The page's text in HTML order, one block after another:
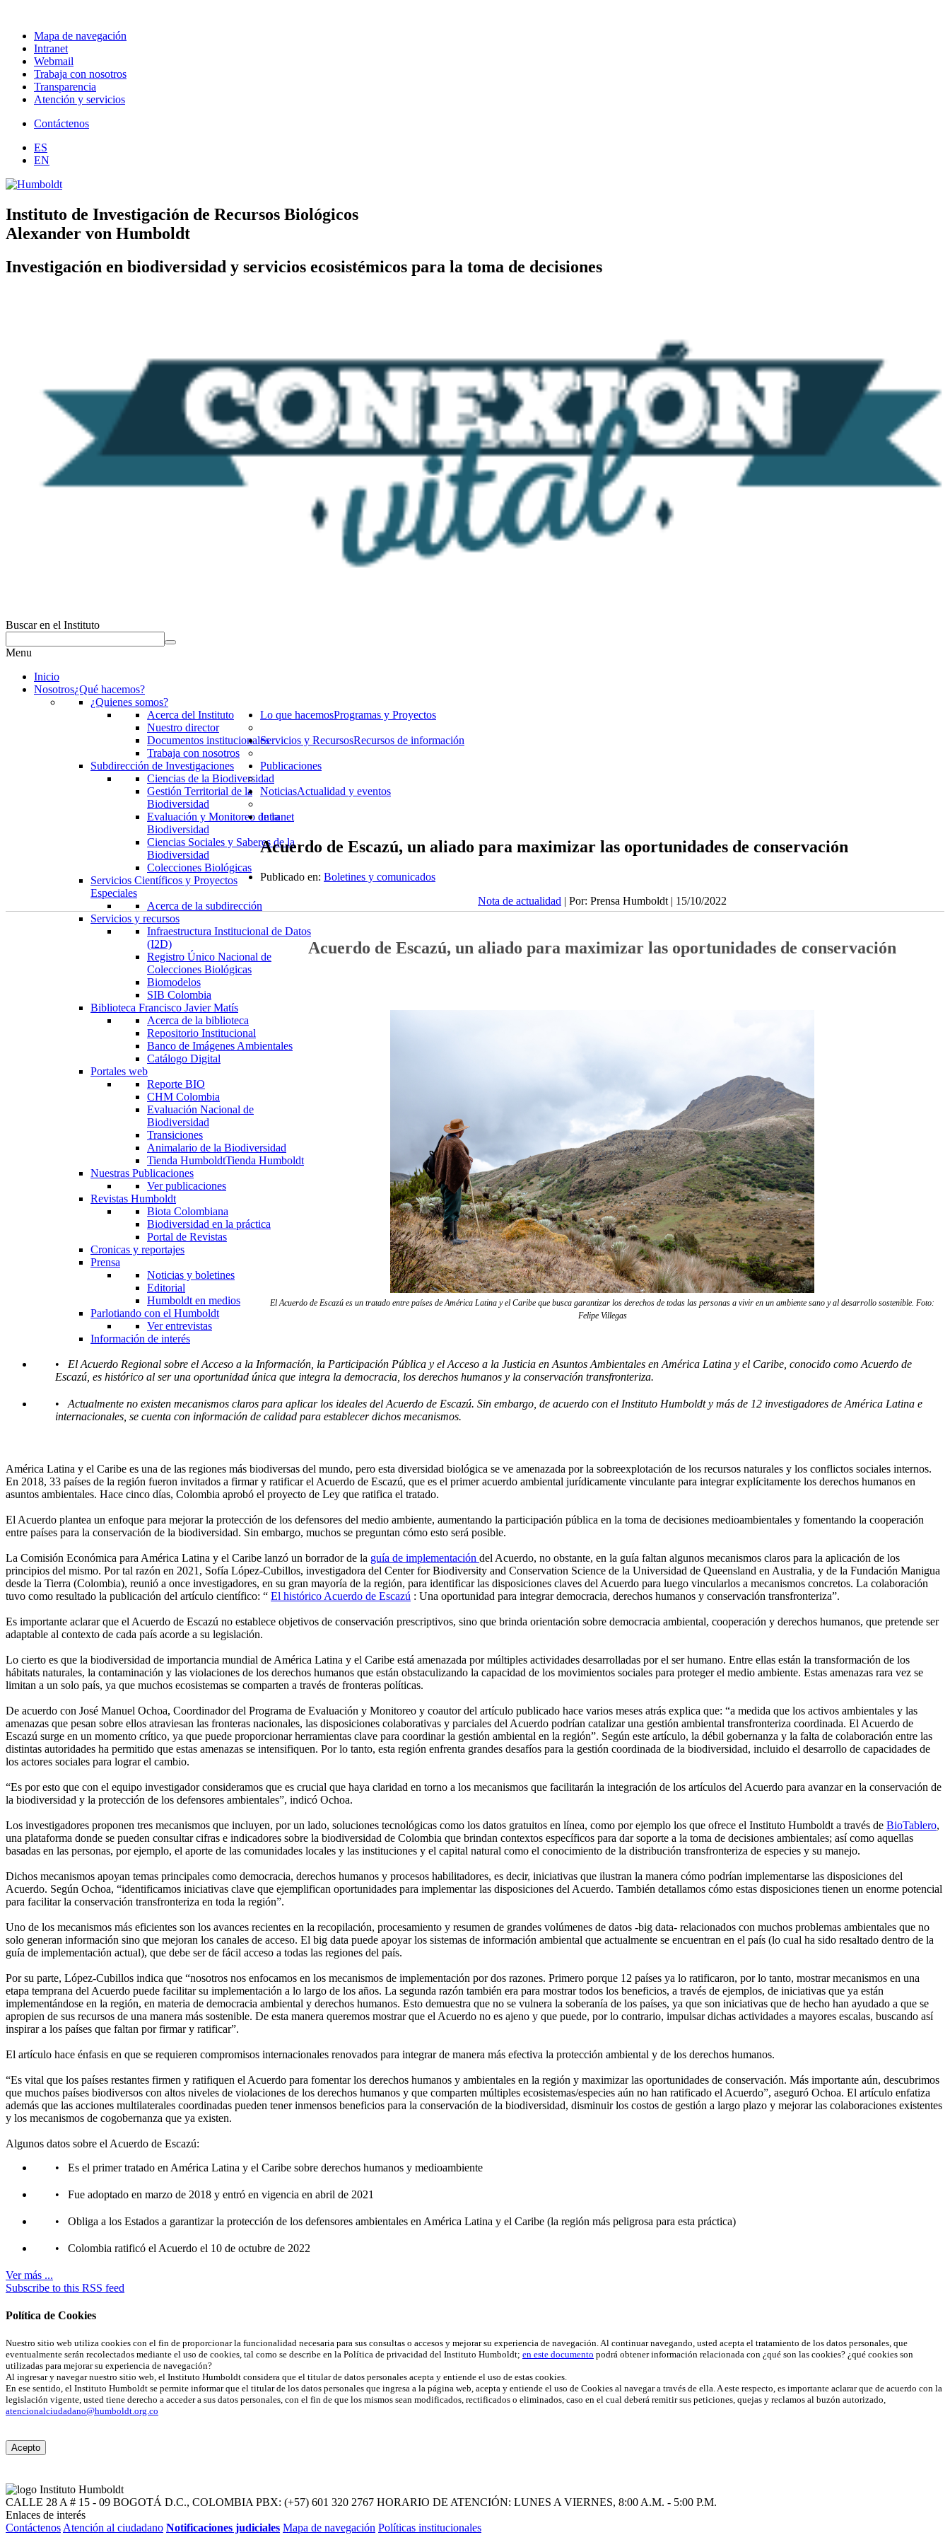
Mapa de navegación
Intranet
Webmail
Trabaja con nosotros
Transparencia
Atención y servicios
Contáctenos
ES
EN
Instituto de Investigación de Recursos Biológicos
Alexander von Humboldt
Investigación en biodiversidad y servicios ecosistémicos para la toma de decisiones
Buscar en el Instituto
Menu
Inicio
Nosotros¿Qué hacemos?
¿Quienes somos?
Acerca del Instituto
Nuestro director
Documentos institucionales
Trabaja con nosotros
Lo que hacemosProgramas y Proyectos
Subdirección de Investigaciones
Ciencias de la Biodiversidad
Gestión Territorial de la
Biodiversidad
Evaluación y Monitoreo de la
Biodiversidad
Ciencias Sociales y Saberes de la
Biodiversidad
Colecciones Biológicas
Servicios Científicos y Proyectos
Especiales
Acerca de la subdirección
Servicios y RecursosRecursos de información
Servicios y recursos
Infraestructura Institucional de Datos
(I2D)
Registro Único Nacional de
Colecciones Biológicas
Biomodelos
SIB Colombia
Biblioteca Francisco Javier Matís
Acerca de la biblioteca
Repositorio Institucional
Banco de Imágenes Ambientales
Catálogo Digital
Portales web
Reporte BIO
CHM Colombia
Evaluación Nacional de
Biodiversidad
Transiciones
Animalario de la Biodiversidad
Tienda HumboldtTienda Humboldt
Publicaciones
Nuestras Publicaciones
Ver publicaciones
Revistas Humboldt
Biota Colombiana
Biodiversidad en la práctica
Portal de Revistas
NoticiasActualidad y eventos
Cronicas y reportajes
Prensa
Noticias y boletines
Editorial
Humboldt en medios
Parlotiando con el Humboldt
Ver entrevistas
Información de interés
Intranet
Acuerdo de Escazú, un aliado para maximizar las oportunidades de conservación
Publicado en: Boletines y comunicados
Nota de actualidad | Por: Prensa Humboldt | 15/10/2022
Acuerdo de Escazú, un aliado para maximizar las oportunidades de conservación
El Acuerdo de Escazú es un tratado entre países de América Latina y el Caribe que busca garantizar los derechos de todas las personas a vivir en un ambiente sano y al desarrollo sostenible. Foto:
Felipe Villegas
• El Acuerdo Regional sobre el Acceso a la Información, la Participación Pública y el Acceso a la Justicia en Asuntos Ambientales en América Latina y el Caribe, conocido como Acuerdo de
Escazú, es histórico al ser una oportunidad única que integra la democracia, los derechos humanos y la conservación transfronteriza.
• Actualmente no existen mecanismos claros para aplicar los ideales del Acuerdo de Escazú. Sin embargo, de acuerdo con el Instituto Humboldt y más de 12 investigadores de América Latina e
internacionales, se cuenta con información de calidad para establecer dichos mecanismos.
América Latina y el Caribe es una de las regiones más biodiversas del mundo, pero esta diversidad biológica se ve amenazada por la sobreexplotación de los recursos naturales y los conflictos sociales internos.
En 2018, 33 países de la región fueron invitados a firmar y ratificar el Acuerdo de Escazú, que es el primer acuerdo ambiental jurídicamente vinculante para integrar explícitamente los derechos humanos en
asuntos ambientales. Hace cinco días, Colombia aprobó el proyecto de Ley que ratifica el tratado.
El Acuerdo plantea un enfoque para mejorar la protección de los defensores del medio ambiente, aumentando la participación pública en la toma de decisiones medioambientales y fomentando la cooperación
entre países para la conservación de la biodiversidad. Sin embargo, muchos se preguntan cómo esto será posible.
La Comisión Económica para América Latina y el Caribe lanzó un borrador de la guía de implementación del Acuerdo, no obstante, en la guía faltan algunos mecanismos claros para la aplicación de los
principios del mismo. Por tal razón en 2021, Sofía López-Cubillos, investigadora del Center for Biodiversity and Conservation Science de la Universidad de Queensland en Australia, y de la Fundación Manigua
desde la Tierra (Colombia), reunió a once investigadores, en su gran mayoría de la región, para identificar las disposiciones claves del Acuerdo para luego vincularlos a mecanismos concretos. La colaboración
tuvo como resultado la publicación del artículo científico: “ El histórico Acuerdo de Escazú : Una oportunidad para integrar democracia, derechos humanos y conservación transfronteriza”.
Es importante aclarar que el Acuerdo de Escazú no establece objetivos de conservación prescriptivos, sino que brinda orientación sobre democracia ambiental, cooperación y derechos humanos, que pretende ser
adaptable al contexto de cada país acorde a su legislación.
Lo cierto es que la biodiversidad de importancia mundial de América Latina y el Caribe está amenazada por múltiples actividades desarrolladas por el ser humano. Entre ellas están la transformación de los
hábitats naturales, la contaminación y las violaciones de los derechos humanos que están obstaculizando la capacidad de los movimientos sociales para proteger el medio ambiente. Estas amenazas rara vez se
limitan a un solo país, ya que muchos ecosistemas se comparten a través de fronteras políticas.
De acuerdo con José Manuel Ochoa, Coordinador del Programa de Evaluación y Monitoreo y coautor del artículo publicado hace varios meses atrás explica que: “a medida que los activos ambientales y las
amenazas que pesan sobre ellos atraviesan las fronteras nacionales, las disposiciones colaborativas y parciales del Acuerdo podrían catalizar una gestión ambiental transfronteriza coordinada. El Acuerdo de
Escazú surge en un momento crítico, ya que puede proporcionar herramientas clave para coordinar la gestión ambiental en la región”. Según este artículo, la débil gobernanza y la falta de colaboración entre las
distintas autoridades ha permitido que estas amenazas se intensifiquen. Por lo tanto, esta región enfrenta grandes desafíos para la gestión coordinada de la biodiversidad, incluido el desarrollo de capacidades de
los actores sociales para lograr el cambio.
“Es por esto que con el equipo investigador consideramos que es crucial que haya claridad en torno a los mecanismos que facilitarán la integración de los artículos del Acuerdo para avanzar en la conservación de
la biodiversidad y la protección de los defensores ambientales”, indicó Ochoa.
Los investigadores proponen tres mecanismos que incluyen, por un lado, soluciones tecnológicas como los datos gratuitos en línea, como por ejemplo los que ofrece el Instituto Humboldt a través de BioTablero,
una plataforma donde se pueden consultar cifras e indicadores sobre la biodiversidad de Colombia que brindan contextos específicos para dar soporte a la toma de decisiones ambientales; así como aquellas
basadas en las personas, por ejemplo, el aporte de las comunidades locales y las instituciones y el capital natural como el conocimiento de la distribución transfronteriza de especies y su manejo.
Dichos mecanismos apoyan temas principales como democracia, derechos humanos y procesos habilitadores, es decir, iniciativas que ilustran la manera cómo podrían implementarse las disposiciones del
Acuerdo. Según Ochoa, “identificamos iniciativas clave que ejemplifican oportunidades para implementar las disposiciones del Acuerdo. También detallamos cómo estas disposiciones tienen un enorme potencial
para facilitar la conservación transfronteriza en toda la región”.
Uno de los mecanismos más eficientes son los avances recientes en la recopilación, procesamiento y resumen de grandes volúmenes de datos -big data- relacionados con muchos problemas ambientales que no
solo generan información sino que mejoran los canales de acceso. El big data puede apoyar los sistemas de información ambiental que actualmente se encuentran en el país (lo cual ha sido resaltado dentro de la
guía de implementación actual), que debe ser de fácil acceso a todas las regiones del país.
Por su parte, López-Cubillos indica que “nosotros nos enfocamos en los mecanismos de implementación por dos razones. Primero porque 12 países ya lo ratificaron, por lo tanto, mostrar mecanismos en una
etapa temprana del Acuerdo puede facilitar su implementación a lo largo de los años. La segunda razón también era para mostrar todos los beneficios, a través de ejemplos, de iniciativas que ya están
implementándose en la región, en materia de democracia ambiental y derechos humanos. Esto demuestra que no se vulnera la soberanía de los países, ya que son iniciativas que de hecho han ayudado a que se
apropien de sus recursos de una manera más sostenible. De esta manera queremos mostrar que el Acuerdo no es ajeno y que puede, por lo contrario, impulsar dichas actividades a mayores escalas, buscando así
inspirar a los países que faltan por firmar y ratificar”.
El artículo hace énfasis en que se requieren compromisos internacionales renovados para integrar de manera más efectiva la protección ambiental y de los derechos humanos.
“Es vital que los países restantes firmen y ratifiquen el Acuerdo para fomentar los derechos humanos y ambientales en la región y maximizar las oportunidades de conservación. Más importante aún, descubrimos
que muchos países biodiversos con altos niveles de violaciones de los derechos humanos y que comparten múltiples ecosistemas/especies aún no han ratificado el Acuerdo”, aseguró Ochoa. El artículo enfatiza
además que las acciones multilaterales coordinadas pueden tener inmensos beneficios para la conservación de la biodiversidad, disminuir los costos de gestión a largo plazo y mejorar las colaboraciones existentes
y los mecanismos de cogobernanza que ya existen.
Algunos datos sobre el Acuerdo de Escazú:
• Es el primer tratado en América Latina y el Caribe sobre derechos humanos y medioambiente
• Fue adoptado en marzo de 2018 y entró en vigencia en abril de 2021
• Obliga a los Estados a garantizar la protección de los defensores ambientales en América Latina y el Caribe (la región más peligrosa para esta práctica)
• Colombia ratificó el Acuerdo el 10 de octubre de 2022
Ver más ...
Subscribe to this RSS feed
Política de Cookies
Nuestro sitio web utiliza cookies con el fin de proporcionar la funcionalidad necesaria para sus consultas o accesos y mejorar su experiencia de navegación. Al continuar navegando, usted acepta el tratamiento de los datos personales, que
eventualmente serán recolectados mediante el uso de cookies, tal como se describe en la Política de privacidad del Instituto Humboldt; en este documento podrá obtener información relacionada con ¿qué son las cookies? ¿qué cookies son
utilizadas para mejorar su experiencia de navegación?
Al ingresar y navegar nuestro sitio web, el Instituto Humboldt considera que el titular de datos personales acepta y entiende el uso de estas cookies.
En ese sentido, el Instituto Humboldt se permite informar que el titular de los datos personales que ingresa a la página web, acepta y entiende el uso de Cookies al navegar a través de ella. A este respecto, es importante aclarar que de acuerdo con la
legislación vigente, usted tiene derecho a acceder a sus datos personales, con el fin de que los mismos sean modificados, rectificados o eliminados, caso en el cual deberá remitir sus peticiones, quejas y reclamos al buzón autorizado,
atencionalciudadano@humboldt.org.co
Acepto
CALLE 28 A # 15 - 09 BOGOTÁ D.C., COLOMBIA PBX: (+57) 601 320 2767 HORARIO DE ATENCIÓN: LUNES A VIERNES, 8:00 A.M. - 5:00 P.M.
Enlaces de interés
Contáctenos Atención al ciudadano Notificaciones judiciales Mapa de navegación Políticas institucionales